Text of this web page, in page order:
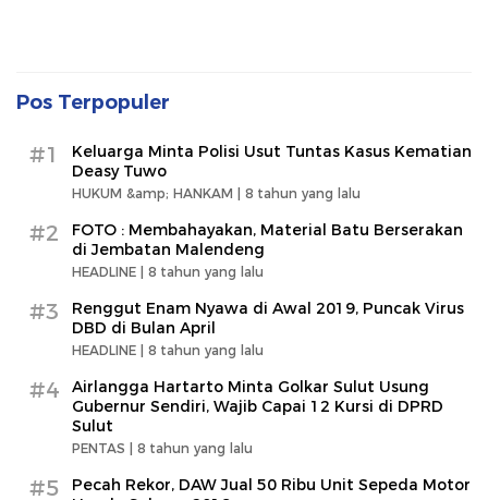
Pos Terpopuler
#1
Keluarga Minta Polisi Usut Tuntas Kasus Kematian
Deasy Tuwo
HUKUM &amp; HANKAM | 8 tahun yang lalu
#2
FOTO : Membahayakan, Material Batu Berserakan
di Jembatan Malendeng
HEADLINE | 8 tahun yang lalu
#3
Renggut Enam Nyawa di Awal 2019, Puncak Virus
DBD di Bulan April
HEADLINE | 8 tahun yang lalu
#4
Airlangga Hartarto Minta Golkar Sulut Usung
Gubernur Sendiri, Wajib Capai 12 Kursi di DPRD
Sulut
PENTAS | 8 tahun yang lalu
#5
Pecah Rekor, DAW Jual 50 Ribu Unit Sepeda Motor